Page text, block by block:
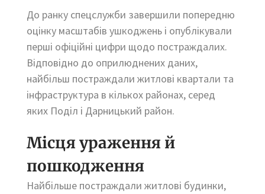
До ранку спецслужби завершили попередню
оцінку масштабів ушкоджень і опублікували
перші офіційні цифри щодо постраждалих.
Відповідно до оприлюднених даних,
найбільш постраждали житлові квартали та
інфраструктура в кількох районах, серед
яких Поділ і Дарницький район.
Місця ураження й
пошкодження
Найбільше постраждали житлові будинки,